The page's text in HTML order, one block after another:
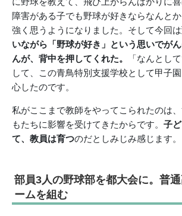
障害がある子でも野球が好きならなんと
強く思うようになりました。そして今回は
いながら「野球が好き」という思いでが
んが、背中を押してくれた。
「なんとし
して、この青鳥特別支援学校として甲子
心したのです。
私がここまで教師をやってこられたのは
もたちに影響を受けてきたからです。 子
て、教員は育つのだとしみじみ感じます。
部員3人の野球部を都大会に。普
ームを組む